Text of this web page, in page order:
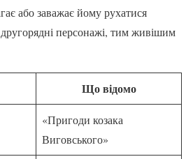
або заважає йому рухатися
персонажі, тим живішим
Що відомо
«Пригоди козака
Виговського»